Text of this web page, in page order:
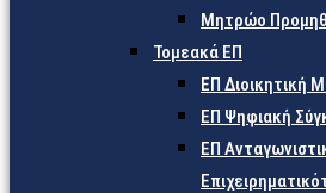
Μητρώο
Τομεακά ΕΠ
ΕΠ Διοικητική
ΕΠ Ψηφιακή
ΕΠ